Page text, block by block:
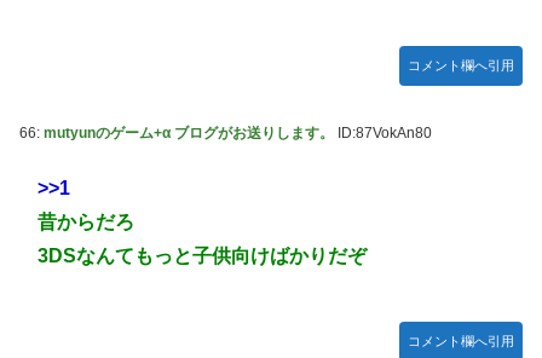
【画像】お前らこの超美人容疑者が、整形か否か判定し
らコレw」←こwれwはw w w w w w w w w w
【ホロライブ】アキロゼ、映画をきっかけに「ちいかわ」に
どハマり「今では毎晩1時間くらい見ながら入眠していま
す」
【ウマ娘】セイちゃんの攻撃力を見よ！！！
を楽しむ陰湿な趣味』が流行っている」119万バズ
大日本帝国陸軍「侵攻できたとして、食糧どうすんだよ」大
露 なお足の状態の方を心配されてしまう
「Sゴーゴージャグラー4KT（北電子）」「Lライザのアト
リエKD（北電子）」が検定通過
伊藤裕樹、次戦勝利でタイトルマッチへ
コメント欄へ引用
66: mutyunのゲーム+α ブログがお送りします。 ID:87VokAn80
>>1
昔からだろ
3DSなんてもっと子供向けばかりだぞ
コメント欄へ引用